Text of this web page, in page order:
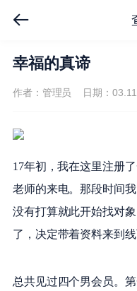
幸福的真谛
作者：管理员 日期：03.11
17年初，我在这里注册
老师的来电。那段时间
没有打算就此开始找对
了，决定带着资料来到
总共见过四个男会员。